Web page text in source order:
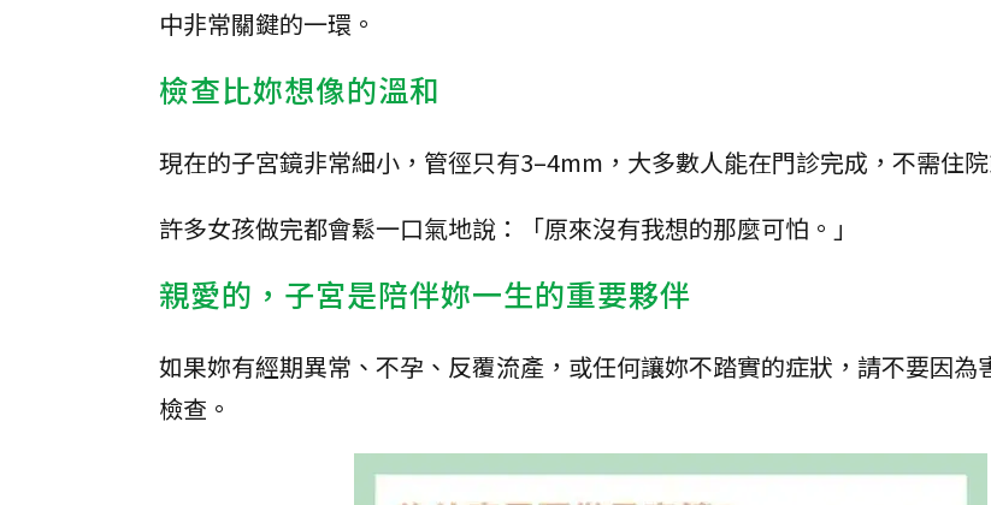
中非常關鍵的一環。
檢查比妳想像的溫和
現在的子宮鏡非常細小，管徑只有3–4mm，大多數人能在門診完成，不需住院
許多女孩做完都會鬆一口氣地說：「原來沒有我想的那麼可怕。」
親愛的，子宮是陪伴妳一生的重要夥伴
如果妳有經期異常、不孕、反覆流產，或任何讓妳不踏實的症狀，請不要因為
檢查。